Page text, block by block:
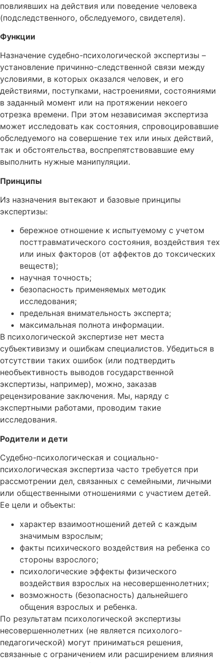
повлиявших на действия или поведение человека
(подследственного, обследуемого, свидетеля).
Функции
Назначение судебно-психологической экспертизы –
установление причинно-следственной связи между
условиями, в которых оказался человек, и его
действиями, поступками, настроениями, состояниями
в заданный момент или на протяжении некоего
отрезка времени. При этом независимая экспертиза
может исследовать как состояния, спровоцировавшие
обследуемого на совершение тех или иных действий,
так и обстоятельства, воспрепятствовавшие ему
выполнить нужные манипуляции.
Принципы
Из назначения вытекают и базовые принципы
экспертизы:
бережное отношение к испытуемому с учетом
посттравматического состояния, воздействия тех
или иных факторов (от аффектов до токсических
веществ);
научная точность;
безопасность применяемых методик
исследования;
предельная внимательность эксперта;
максимальная полнота информации.
В психологической экспертизе нет места
субъективизму и ошибкам специалистов. Убедиться в
отсутствии таких ошибок (или подтвердить
необъективность выводов государственной
экспертизы, например), можно, заказав
рецензирование заключения. Мы, наряду с
экспертными работами, проводим такие
исследования.
Родители и дети
Судебно-психологическая и социально-
психологическая экспертиза часто требуется при
рассмотрении дел, связанных с семейными, личными
или общественными отношениями с участием детей.
Ее цели и объекты:
характер взаимоотношений детей с каждым
значимым взрослым;
факты психического воздействия на ребенка со
стороны взрослого;
психологические эффекты физического
воздействия взрослых на несовершеннолетних;
возможность (безопасность) дальнейшего
общения взрослых и ребенка.
По результатам психологической экспертизы
несовершеннолетних (не является психолого-
педагогической) могут приниматься решения,
связанные с ограничением или расширением влияния